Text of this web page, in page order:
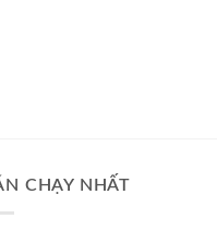
CHẠY NHẤT